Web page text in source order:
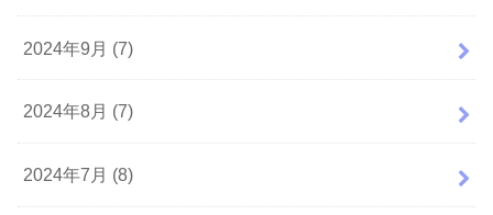
2024年9月 (7)
2024年8月 (7)
2024年7月 (8)